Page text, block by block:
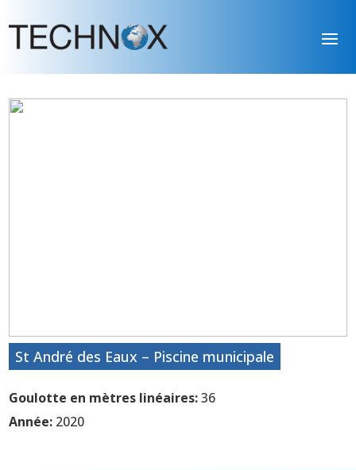
St André des Eaux – Piscine municipale
Goulotte en mètres linéaires:36
Année: 2020